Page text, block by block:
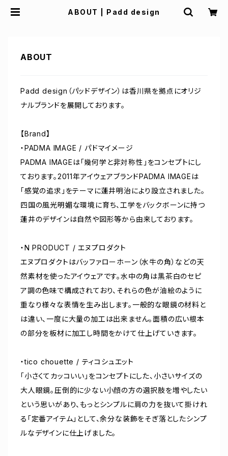
ABOUT | Padd design
ABOUT
Padd design（パッドデザイン）は香川県を拠点にオリジ
ナルブランドを展開しております。
【Brand】
・PADMA IMAGE / パドマイメージ
PADMA IMAGEは「幾何学と非対称性」をコンセプトにし
ております。2011年アイウェアブランドPADMA IMAGEは
「感覚の追求」をテーマに蓮井明治により設立されました。
四国の風光明媚な環境に育ち、工学をバックボーンに持つ
蓮井のデザインは自然や図形等から由来しております。
・N PRODUCT / エヌプロダクト
エヌプロダクトはバッファローホーン（水牛の角）などの天
然素材を使ったアイウェアです。水中の角は黒茶白のセピ
ア調の色味で構成されており、それらの色が油絵のように
重なり様々な表情を生み出します。一般的な眼鏡の材料と
は違い、一度に大量の加工は出来ません。面積の広い根本
の部分を板材に加工し時間をかけて仕上げていきます。
・tico chouette / ティコシュエット
「小さくてカッコいい」をコンセプトにした、小さいサイズの
大人眼鏡。圧倒的に少ない小顔の方の選択肢を増やしたい
という思いがあり、もっとシンプルに肩の力を抜いて掛けれ
る「定番アイテム」として、余分な装飾をそぎ落としたシンプ
ルなデザインに仕上げました。